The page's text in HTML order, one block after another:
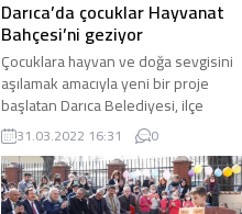
Darıca’da çocuklar Hayvanat
Bahçesi’ni geziyor
Çocuklara hayvan ve doğa sevgisini
aşılamak amacıyla yeni bir proje
başlatan Darıca Belediyesi, ilçe
genelindeki 5. sınıf öğrencilerini
ücretsiz ...
31.03.2022 16:31 0